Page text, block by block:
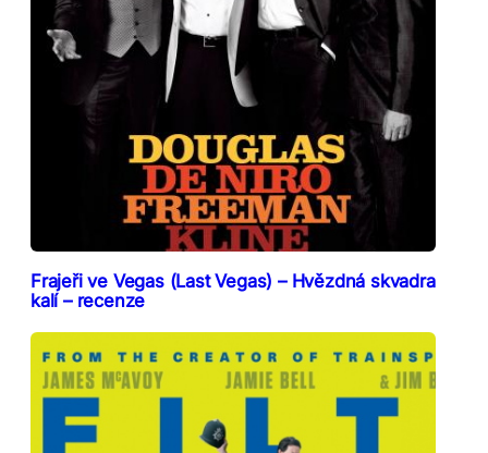
Frajeři ve Vegas (Last Vegas) – Hvězdná skvadra
kalí – recenze